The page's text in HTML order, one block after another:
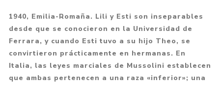
1940, Emilia-Romaña. Lili y Esti son inseparables
desde que se conocieron en la Universidad de
Ferrara, y cuando Esti tuvo a su hijo Theo, se
convirtieron prácticamente en hermanas. En
Italia, las leyes marciales de Mussolini establecen
que ambas pertenecen a una raza «inferior»; una